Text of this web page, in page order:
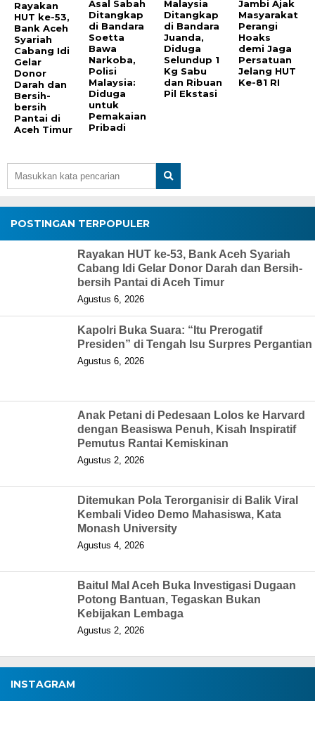
Rayakan
HUT ke-53,
Bank Aceh
Syariah
Cabang Idi
Gelar
Donor
Darah dan
Bersih-
bersih
Pantai di
Aceh Timur
Asal Sabah
Ditangkap
di Bandara
Soetta
Bawa
Narkoba,
Polisi
Malaysia:
Diduga
untuk
Pemakaian
Pribadi
Malaysia
Ditangkap
di Bandara
Juanda,
Diduga
Selundup 1
Kg Sabu
dan Ribuan
Pil Ekstasi
Jambi Ajak
Masyarakat
Perangi
Hoaks
demi Jaga
Persatuan
Jelang HUT
Ke-81 RI
POSTINGAN TERPOPULER
Rayakan HUT ke-53, Bank Aceh Syariah
Cabang Idi Gelar Donor Darah dan Bersih-
bersih Pantai di Aceh Timur
Agustus 6, 2026
Kapolri Buka Suara: “Itu Prerogatif
Presiden” di Tengah Isu Surpres Pergantian
Agustus 6, 2026
Anak Petani di Pedesaan Lolos ke Harvard
dengan Beasiswa Penuh, Kisah Inspiratif
Pemutus Rantai Kemiskinan
Agustus 2, 2026
Ditemukan Pola Terorganisir di Balik Viral
Kembali Video Demo Mahasiswa, Kata
Monash University
Agustus 4, 2026
Baitul Mal Aceh Buka Investigasi Dugaan
Potong Bantuan, Tegaskan Bukan
Kebijakan Lembaga
Agustus 2, 2026
INSTAGRAM